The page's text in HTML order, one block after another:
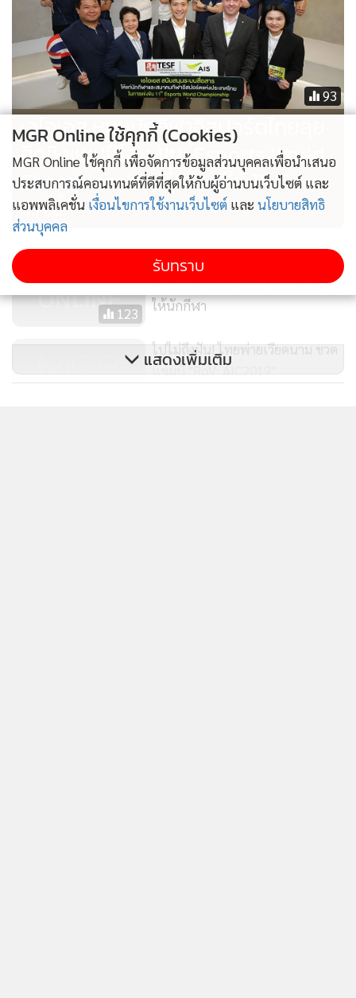
93
เอไอเอส หนุนนักกีฬาอีสปอร์ตไทยลุย
ศึกชิงแชมป์โลก 11th Esports World
Championship ที่เกาหลีใต้ 11-15
ธ.ค.นี้
123
เอไอเอส หนุนเต็มกำลัง!! อีสปอร์ตสู้
ศึกซีเกมส์ 2019 มอบระบบสื่อสาร
ให้นักกีฬา
ไปไม่ถึงฝัน! ไทยพ่ายเวียดนาม ชวด
แชมป์ "RoV: AIC2019"
แสดงเพิ่มเติม
MGR Online ใช้คุกกี้ (Cookies)
MGR Online ใช้คุกกี้ เพื่อจัดการข้อมูลส่วนบุคคลเพื่อนำเสนอ
ประสบการณ์คอนเทนต์ที่ดีที่สุดให้กับผู้อ่านบนเว็บไซต์ และ
แอพพลิเคชั่น เงื่อนไขการใช้งานเว็บไซต์ และ นโยบายสิทธิ
ส่วนบุคคล
รับทราบ